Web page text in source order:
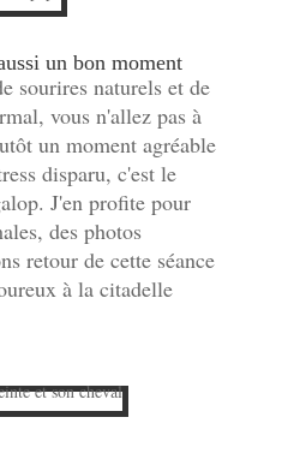
un bon moment
sourires naturels et de
vous n'allez pas à
un moment agréable
disparu, c'est le
J'en profite pour
des photos
retour de cette séance
à la citadelle